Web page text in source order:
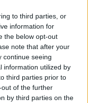
to third parties, or
information for
the below opt-out
note that after your
continue seeing
information utilized by
third parties prior to
of the further
by third parties on the
a Garda-tónál 12.
13. rész